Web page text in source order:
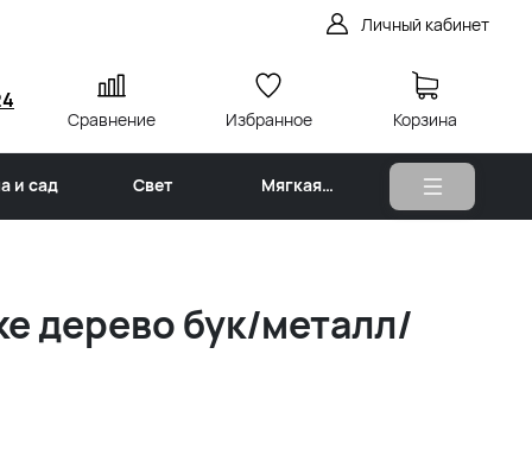
Личный кабинет
Сравнение Избранное Корзина
и сад Свет
Мягкая
дерево бук/металл/